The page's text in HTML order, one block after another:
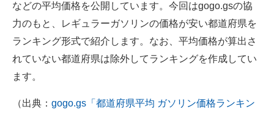
進化するPCとデバイスの未来
好きが集まる 比べて選べる
などの平均価格を公開しています。今回はgogo.gsの協
力のもと、レギュラーガソリンの価格が安い都道府県を
ランキング形式で紹介します。なお、平均価格が算出さ
れていない都道府県は除外してランキングを作成してい
ます。
（出典： gogo.gs「都道府県平均 ガソリン価格ランキン